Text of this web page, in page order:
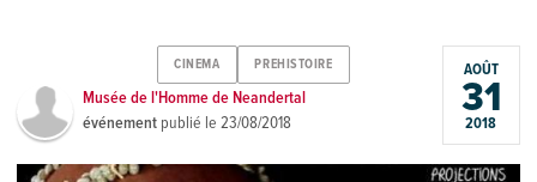
CINEMA PREHISTOIRE
Musée de l'Homme de Neandertal
événement publié le23/08/2018
AOÛT
31
2018